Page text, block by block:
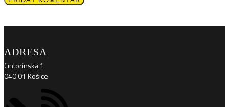
ADRESA
Cintorínska 1
040 01 Košice